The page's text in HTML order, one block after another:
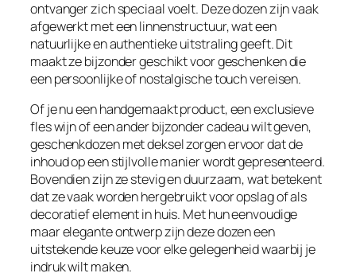
ontvanger zich speciaal voelt. Deze dozen zijn vaak
afgewerkt met een linnenstructuur, wat een
natuurlijke en authentieke uitstraling geeft. Dit
maakt ze bijzonder geschikt voor geschenken die
een persoonlijke of nostalgische touch vereisen.
Of je nu een handgemaakt product, een exclusieve
fles wijn of een ander bijzonder cadeau wilt geven,
geschenkdozen met deksel zorgen ervoor dat de
inhoud op een stijlvolle manier wordt gepresenteerd.
Bovendien zijn ze stevig en duurzaam, wat betekent
dat ze vaak worden hergebruikt voor opslag of als
decoratief element in huis. Met hun eenvoudige
maar elegante ontwerp zijn deze dozen een
uitstekende keuze voor elke gelegenheid waarbij je
indruk wilt maken.